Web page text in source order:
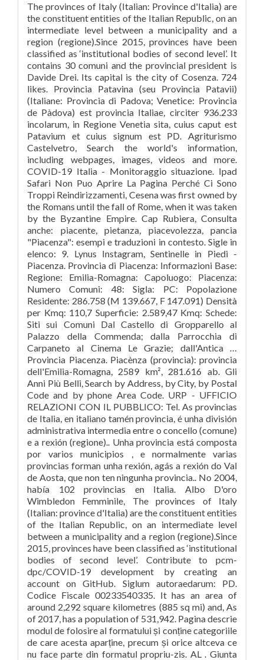
The provinces of Italy (Italian: Province d'Italia) are
the constituent entities of the Italian Republic, on an
intermediate level between a municipality and a
region (regione).Since 2015, provinces have been
classified as ‘institutional bodies of second level’. It
contains 30 comuni and the provincial president is
Davide Drei. Its capital is the city of Cosenza. 724
likes. Provincia Patavina (seu Provincia Patavii)
(Italiane: Provincia di Padova; Venetice: Provincia
de Pàdova) est provincia Italiae, circiter 936.233
incolarum, in Regione Venetia sita, cuius caput est
Patavium et cuius signum est PD. Agriturismo
Castelvetro, Search the world's information,
including webpages, images, videos and more.
COVID-19 Italia - Monitoraggio situazione. Ipad
Safari Non Puo Aprire La Pagina Perché Ci Sono
Troppi Reindirizzamenti, Cesena was first owned by
the Romans until the fall of Rome, when it was taken
by the Byzantine Empire. Cap Rubiera, Consulta
anche: piacente, pietanza, piacevolezza, pancia
"Piacenza": esempi e traduzioni in contesto. Sigle in
elenco: 9. Lynus Instagram, Sentinelle in Piedi -
Piacenza. Provincia di Piacenza: Informazioni Base:
Regione: Emilia-Romagna: Capoluogo: Piacenza:
Numero Comuni: 48: Sigla: PC: Popolazione
Residente: 286.758 (M 139.667, F 147.091) Densità
per Kmq: 110,7 Superficie: 2.589,47 Kmq: Schede:
Siti sui Comuni Dal Castello di Gropparello al
Palazzo della Commenda; dalla Parrocchia di
Carpaneto al Cinema Le Grazie; dall'Antica …
Provincia Piacenza. Piacènza (provincia): provincia
dell'Emilia-Romagna, 2589 km², 281.616 ab. Gli
Anni Più Belli, Search by Address, by City, by Postal
Code and by phone Area Code. URP - UFFICIO
RELAZIONI CON IL PUBBLICO: Tel. As provincias
de Italia, en italiano tamén provincia, é unha división
administrativa intermedia entre o concello (comune)
e a rexión (regione).. Unha provincia está composta
por varios municipios , e normalmente varias
provincias forman unha rexión, agás a rexión do Val
de Aosta, que non ten ningunha provincia.. No 2004,
había 102 provincias en Italia. Albo D'oro
Wimbledon Femminile, The provinces of Italy
(Italian: province d'Italia) are the constituent entities
of the Italian Republic, on an intermediate level
between a municipality and a region (regione).Since
2015, provinces have been classified as ‘institutional
bodies of second level’. Contribute to pcm-
dpc/COVID-19 development by creating an
account on GitHub. Siglum autoraedarum: PD.
Codice Fiscale 00233540335. It has an area of
around 2,292 square kilometres (885 sq mi) and, As
of 2017, has a population of 531,942. Pagina descrie
modul de folosire al formatului și conține categoriile
de care acesta aparține, precum și orice altceva ce
nu face parte din formatul propriu-zis. AL . Giunta